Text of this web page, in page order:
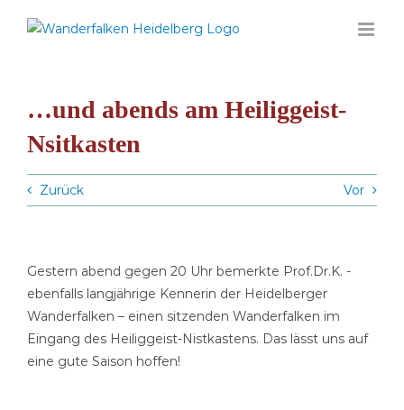
Inhalt
…und abends am Heiliggeist-
Nsitkasten
Zurück Vor
Gestern abend gegen 20 Uhr bemerkte Prof.Dr.K. -
ebenfalls langjährige Kennerin der Heidelberger
Wanderfalken – einen sitzenden Wanderfalken im
Eingang des Heiliggeist-Nistkastens. Das lässt uns auf
eine gute Saison hoffen!